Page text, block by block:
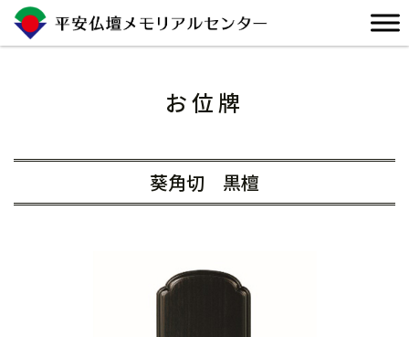
Skip
お位牌
葵角切 黒檀